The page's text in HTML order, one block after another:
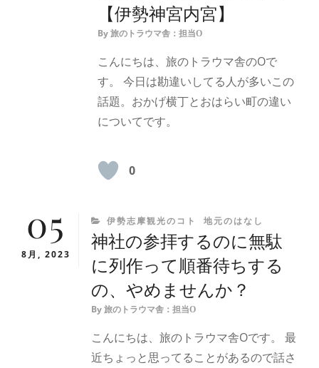
【伊勢神宮内宮】
By 旅のトラウマ舎：担当O
こんにちは、旅のトラウマ舎のOで
す。 今日は勘違いしてる人が多いこの
話題。おかげ横丁とおはらい町の違い
についてです。
0
05
8月, 2023
CATEGORIES
伊勢志摩観光のコト 地元のはなし
神社の参拝するのに無駄
に列作って順番待ちする
の、やめませんか？
By 旅のトラウマ舎：担当O
こんにちは、旅のトラウマ舎Oです。 最
近ちょっと思ってることがあるので話さ